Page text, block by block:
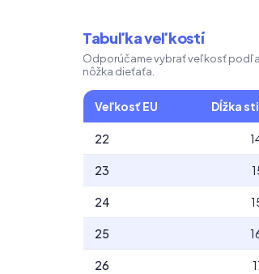
Tabuľka veľkostí
Odporúčame vybrať veľkosť podľa
nôžka dieťaťa.
Veľkosť EU Dĺžka
22
23
24
25
26